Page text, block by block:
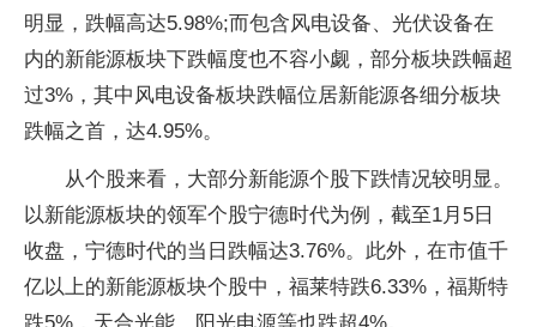
明显，跌幅高达5.98%;而包含风电设备、光伏设备在
内的新能源板块下跌幅度也不容小觑，部分板块跌幅超
过3%，其中风电设备板块跌幅位居新能源各细分板块
跌幅之首，达4.95%。
从个股来看，大部分新能源个股下跌情况较明显。
以新能源板块的领军个股宁德时代为例，截至1月5日
收盘，宁德时代的当日跌幅达3.76%。此外，在市值千
亿以上的新能源板块个股中，福莱特跌6.33%，福斯特